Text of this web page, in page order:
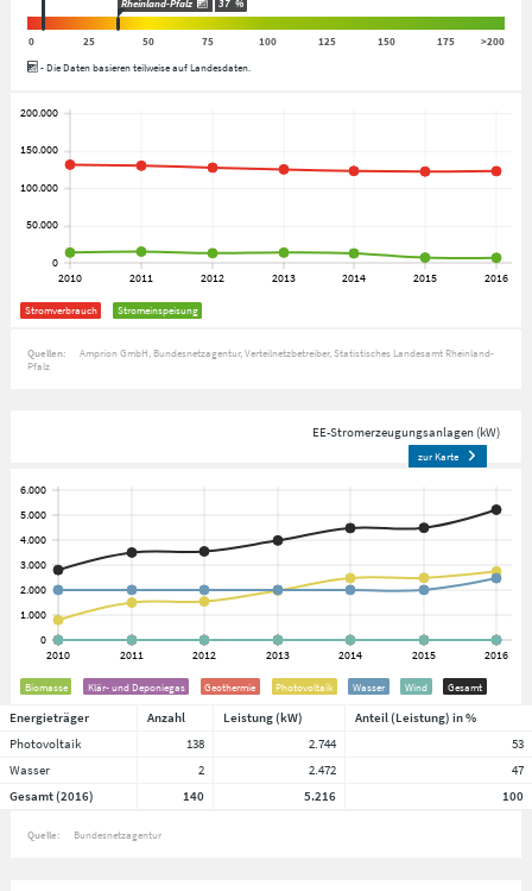
Rheinland-Pfalz 37 %
0 25 50 75 100 125 150 175
>200
- Die Daten basieren teilweise auf Landesdaten.
Stromverbrauch Stromeinspeisung
Quellen: Amprion GmbH Bundesnetzagentur Verteilnetzbetreiber Statistisches Landesamt Rheinland-
Pfalz
EE-Stromerzeugungsanlagen (kW)
zur Karte
Biomasse Klär- und Deponiegas Geothermie Photovoltaik Wasser Wind Gesamt
Energieträger Anzahl Leistung (kW)
Anteil (Leistung) in %
Photovoltaik
138 2.744
53
Wasser
2 2.472
47
Gesamt (2016)
140 5.216 100
Quelle: Bundesnetzagentur